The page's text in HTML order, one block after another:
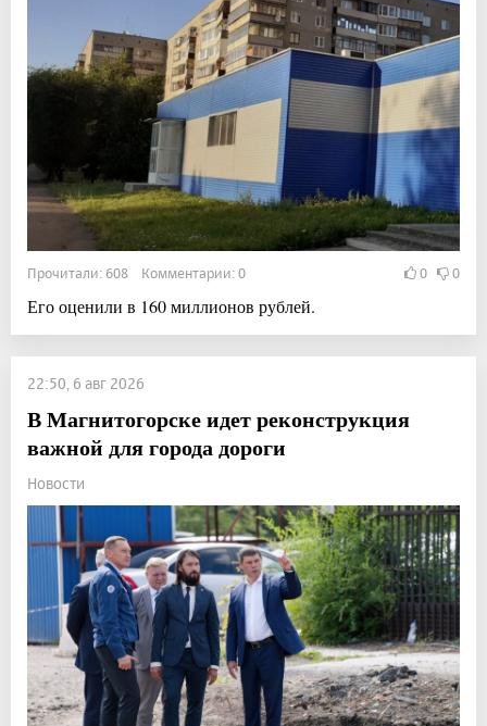
Прочитали: 608 Комментарии: 0 0 0
Его оценили в 160 миллионов рублей.
22:50, 6 авг 2026
В Магнитогорске идет реконструкция
важной для города дороги
Новости